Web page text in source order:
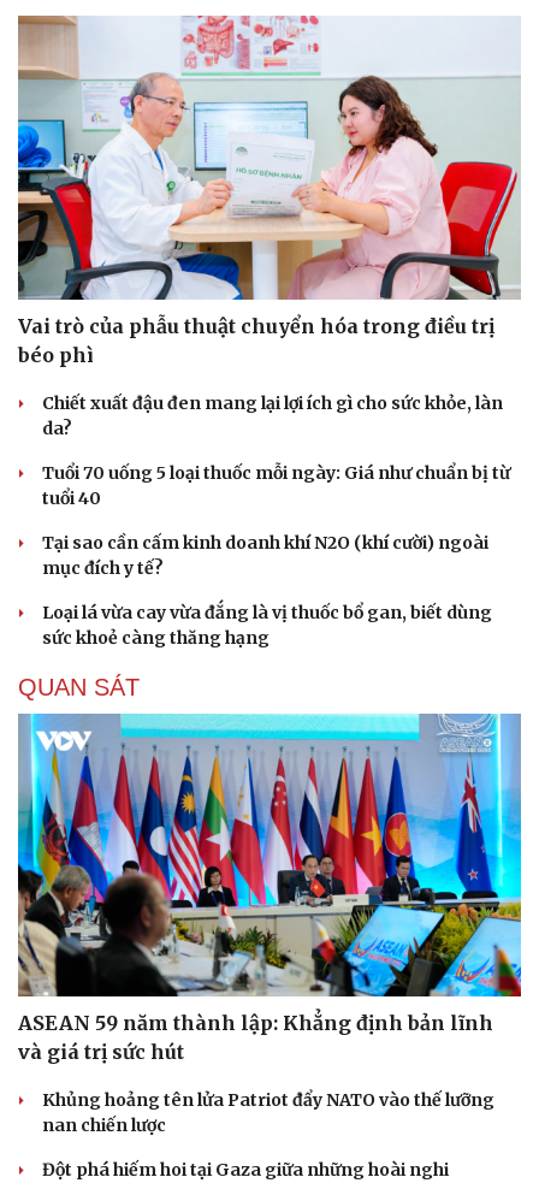
Vai trò của phẫu thuật chuyển hóa trong điều trị
béo phì
Chiết xuất đậu đen mang lại lợi ích gì cho sức khỏe, làn
da?
Tuổi 70 uống 5 loại thuốc mỗi ngày: Giá như chuẩn bị từ
tuổi 40
Tại sao cần cấm kinh doanh khí N2O (khí cười) ngoài
mục đích y tế?
Loại lá vừa cay vừa đắng là vị thuốc bổ gan, biết dùng
sức khoẻ càng thăng hạng
QUAN SÁT
ASEAN 59 năm thành lập: Khẳng định bản lĩnh
và giá trị sức hút
Khủng hoảng tên lửa Patriot đẩy NATO vào thế lưỡng
nan chiến lược
Đột phá hiếm hoi tại Gaza giữa những hoài nghi